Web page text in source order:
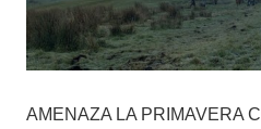
AMENAZA LA PRIMAVERA